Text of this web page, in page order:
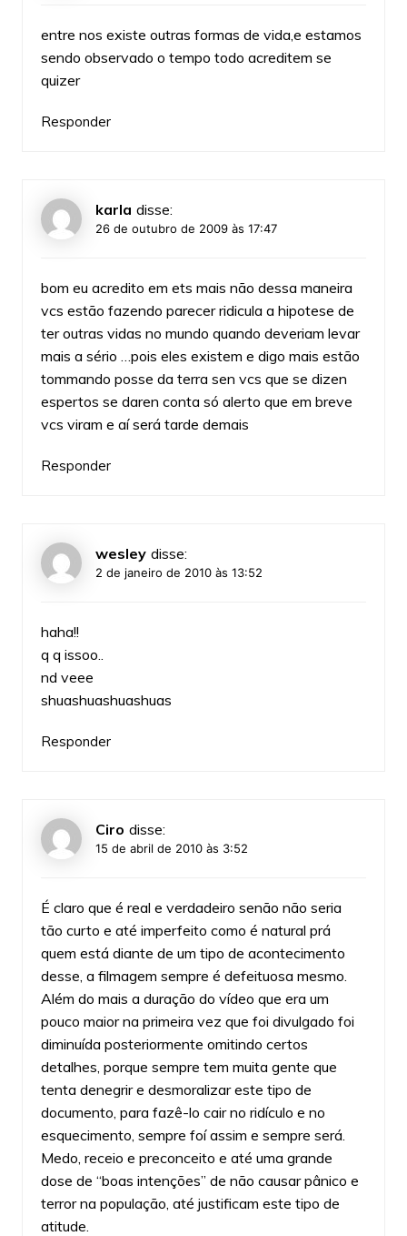
entre nos existe outras formas de vida,e estamos
sendo observado o tempo todo acreditem se
quizer
Responder
karla disse:
26 de outubro de 2009 às 17:47
bom eu acredito em ets mais não dessa maneira
vcs estão fazendo parecer ridicula a hipotese de
ter outras vidas no mundo quando deveriam levar
mais a sério …pois eles existem e digo mais estão
tommando posse da terra sen vcs que se dizen
espertos se daren conta só alerto que em breve
vcs viram e aí será tarde demais
Responder
wesley disse:
2 de janeiro de 2010 às 13:52
haha!!
q q issoo..
nd veee
shuashuashuashuas
Responder
Ciro disse:
15 de abril de 2010 às 3:52
É claro que é real e verdadeiro senão não seria
tão curto e até imperfeito como é natural prá
quem está diante de um tipo de acontecimento
desse, a filmagem sempre é defeituosa mesmo.
Além do mais a duração do vídeo que era um
pouco maior na primeira vez que foi divulgado foi
diminuída posteriormente omitindo certos
detalhes, porque sempre tem muita gente que
tenta denegrir e desmoralizar este tipo de
documento, para fazê-lo cair no ridículo e no
esquecimento, sempre foí assim e sempre será.
Medo, receio e preconceito e até uma grande
dose de “boas intenções” de não causar pânico e
terror na população, até justificam este tipo de
atitude.